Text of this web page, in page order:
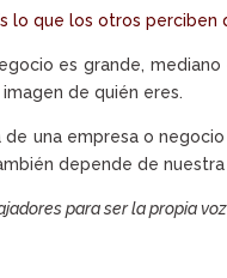
lo que los otros perciben
es grande,
de quién eres.
de una empresa o
depende de
para ser la propia